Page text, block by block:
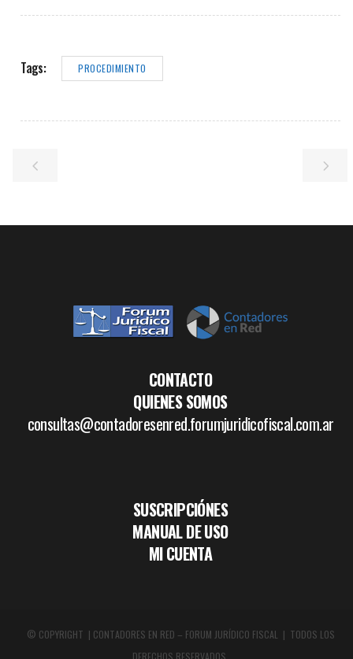
Tags: PROCEDIMIENTO
CONTACTO
QUIENES SOMOS
consultas@contadoresenred.forumjuridicofiscal.com.ar
SUSCRIPCIÓNES
MANUAL DE USO
MI CUENTA
© COPYRIGHT | CONTADORES EN RED – FORUM JURÍDICO FISCAL | TODOS LOS
DERECHOS RESERVADOS.